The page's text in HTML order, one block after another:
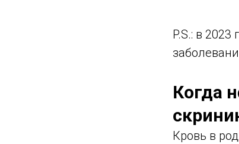
P.S.: в
Когда
Кровь в